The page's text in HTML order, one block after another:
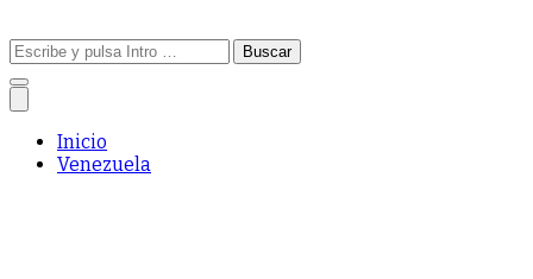
Buscar:
Inicio
Venezuela